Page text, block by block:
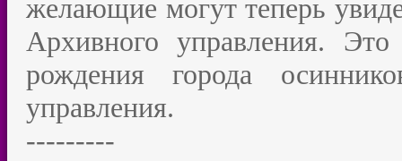
желающие могут теперь
Архивного управления.
рождения города
управления.
---------